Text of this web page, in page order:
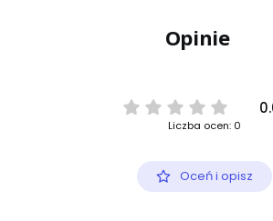
Opinie
Liczba ocen: 0
Oceń i opisz